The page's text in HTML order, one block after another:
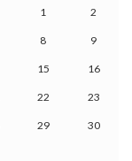
1 2
8 9
15 16
22 23
29 30